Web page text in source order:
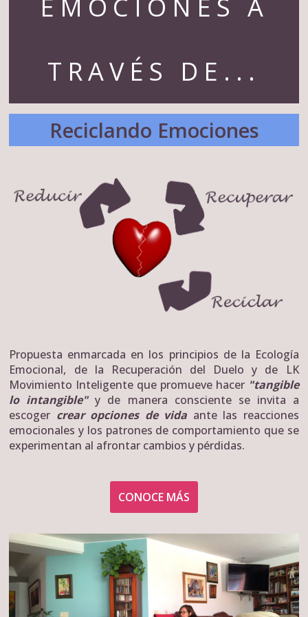
EMOCIONES A
TRAVÉS DE...
Reciclando Emociones
Propuesta enmarcada en los principios de la Ecología
Emocional, de la Recuperación del Duelo y de LK
Movimiento Inteligente que promueve hacer "tangible
lo intangible"y de manera consciente se invita a
escoger crear opciones de vida ante las reacciones
emocionales y los patrones de comportamiento que se
experimentan al afrontar cambios y pérdidas.
CONOCE MÁS